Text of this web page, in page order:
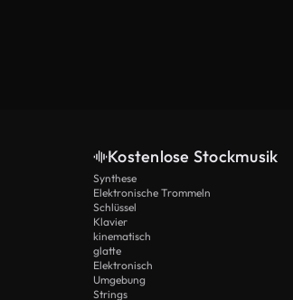
Kostenlose Stockmusik
Synthese
Elektronische Trommeln
Schlüssel
Klavier
kinematisch
glatte
Elektronisch
Umgebung
Strings